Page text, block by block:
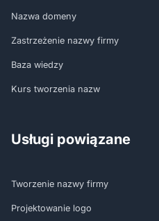
Nazwa domeny
Zastrzeżenie nazwy firmy
Baza wiedzy
Kurs tworzenia nazw
Usługi powiązane
Tworzenie nazwy firmy
Projektowanie logo